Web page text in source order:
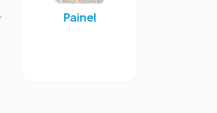
Painel